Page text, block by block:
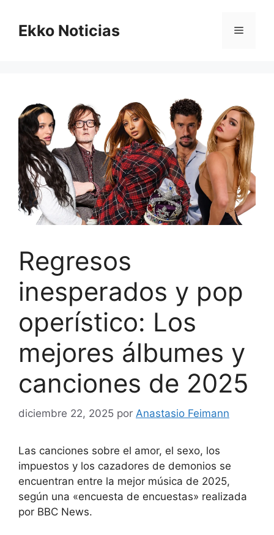
contenido
Ekko Noticias Menú
Regresos
inesperados y pop
operístico: Los
mejores álbumes y
canciones de 2025
diciembre 22, 2025 por Anastasio Feimann
Las canciones sobre el amor, el sexo, los
impuestos y los cazadores de demonios se
encuentran entre la mejor música de 2025,
según una «encuesta de encuestas» realizada
por BBC News.